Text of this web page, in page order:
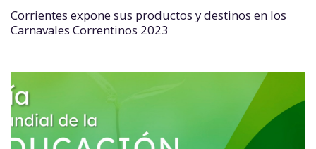
Corrientes expone sus productos y destinos en los
Carnavales Correntinos 2023